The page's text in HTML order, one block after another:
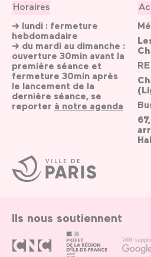
Ville
de
Paris
Horaires
→ lundi : fermeture
hebdomadaire
→ du mardi au dimanche :
ouverture 30min avant la
première séance et
fermeture 30min après
le lancement de la
dernière séance, se
reporter à notre agenda
Ils nous soutiennent